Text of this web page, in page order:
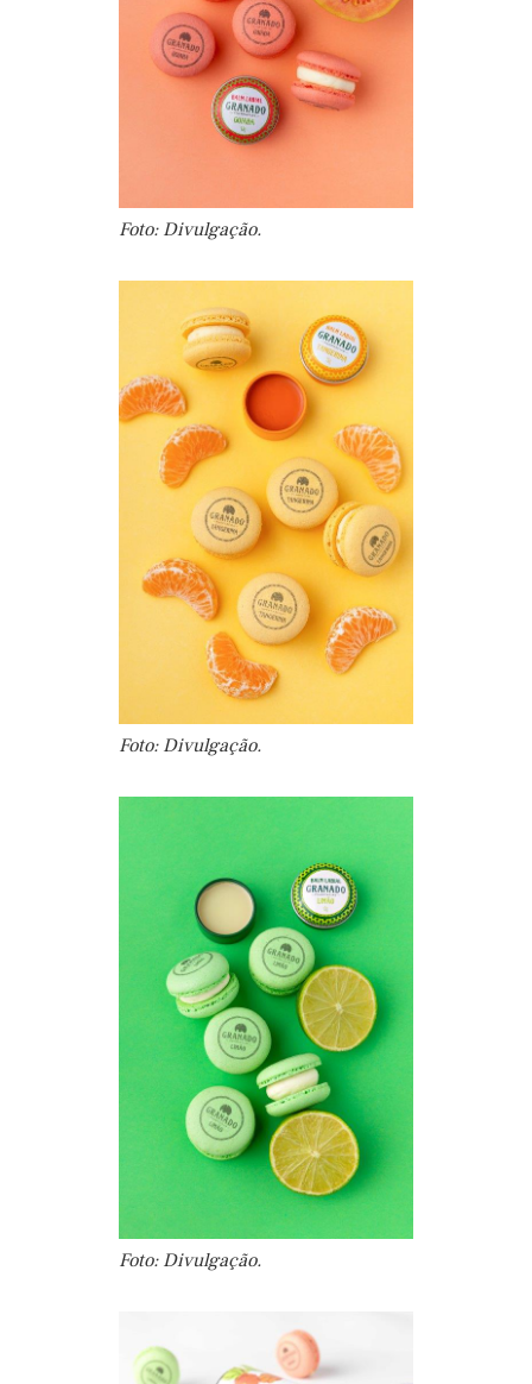
Foto: Divulgação.
Foto: Divulgação.
Foto: Divulgação.